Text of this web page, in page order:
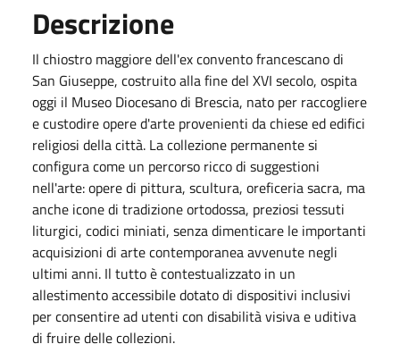
Descrizione
Il chiostro maggiore dell'ex convento francescano di
San Giuseppe, costruito alla fine del XVI secolo, ospita
oggi il Museo Diocesano di Brescia, nato per raccogliere
e custodire opere d'arte provenienti da chiese ed edifici
religiosi della città. La collezione permanente si
configura come un percorso ricco di suggestioni
nell'arte: opere di pittura, scultura, oreficeria sacra, ma
anche icone di tradizione ortodossa, preziosi tessuti
liturgici, codici miniati, senza dimenticare le importanti
acquisizioni di arte contemporanea avvenute negli
ultimi anni. Il tutto è contestualizzato in un
allestimento accessibile dotato di dispositivi inclusivi
per consentire ad utenti con disabilità visiva e uditiva
di fruire delle collezioni.